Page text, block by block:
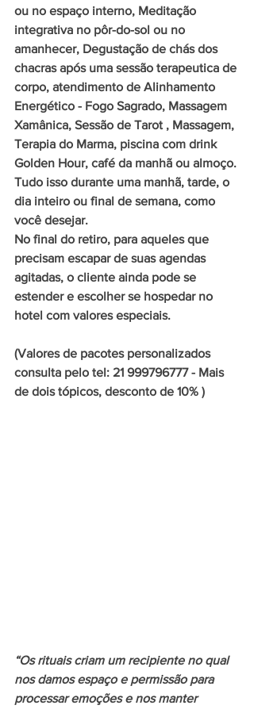
ou no espaço interno, Meditação
integrativa no pôr-do-sol ou no
amanhecer, Degustação de chás dos
chacras após uma sessão terapeutica de
corpo, atendimento de Alinhamento
Energético - Fogo Sagrado, Massagem
Xamânica, Sessão de Tarot , Massagem,
Terapia do Marma, piscina com drink
Golden Hour, café da manhã ou almoço.
Tudo isso durante uma manhã, tarde, o
dia inteiro ou final de semana, como
você desejar.
No final do retiro, para aqueles que
precisam escapar de suas agendas
agitadas, o cliente ainda pode se
estender e escolher se hospedar no
hotel com valores especiais.
(Valores de pacotes personalizados
consulta pelo tel: 21 999796777 - Mais
de dois tópicos, desconto de 10% )
“Os rituais criam um recipiente no qual
nos damos espaço e permissão para
processar emoções e nos manter